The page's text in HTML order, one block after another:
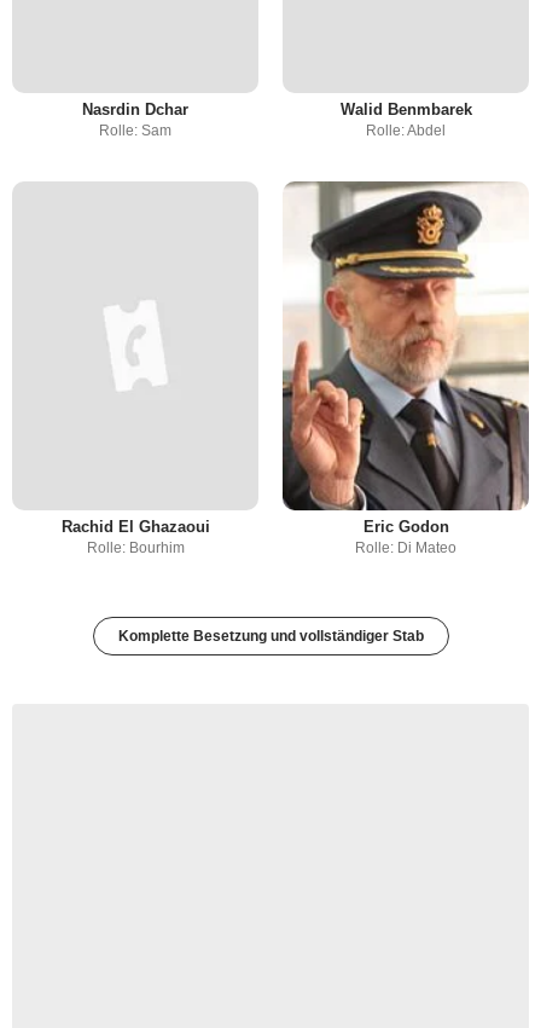
Nasrdin Dchar
Rolle: Sam
Walid Benmbarek
Rolle: Abdel
Rachid El Ghazaoui
Rolle: Bourhim
Eric Godon
Rolle: Di Mateo
Komplette Besetzung und vollständiger Stab